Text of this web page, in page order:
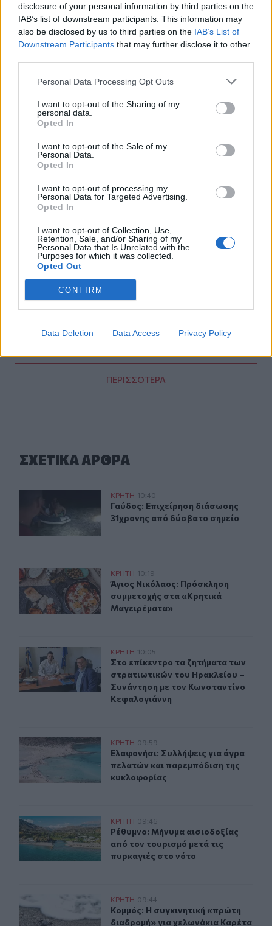
disclosure of your personal information by third parties on the
IAB’s list of downstream participants. This information may
also be disclosed by us to third parties on the IAB’s List of
Downstream Participants that may further disclose it to other
Personal Data Processing Opt Outs
I want to opt-out of the Sharing of my
personal data.
Opted In
I want to opt-out of the Sale of my
Personal Data.
Opted In
I want to opt-out of processing my
Personal Data for Targeted Advertising.
Opted In
I want to opt-out of Collection, Use,
Retention, Sale, and/or Sharing of my
Personal Data that Is Unrelated with the
Purposes for which it was collected.
Opted Out
CONFIRM
Data Deletion Data Access Privacy Policy
09:21
Σητεία: Κατασβέστηκε η φωτιά στα Αχλάδια - Μικρή η
καμένη έκταση
Χανιά: Ελλείψεις προσωπικού και προβλήματα στις
09:08
των σούπερ μάρκετ
Όταν ο σεισμός της Κρήτης «λάβωσε» τον Φάρο της
Αλεξάνδρειας
Νέοι ρωσικοί βομβαρδισμοί στο Κίεβο: Τρεις νεκροί,
μεταξύ των οποίων ένα παιδί
Μηχανολογικό: 4.700 νέα οχήματα στο Ηράκλειο -
Σάββατο στο γραφείο για να μην περιμένουν οι πολίτες
Κορυφώνεται η έξοδος των αδειούχων του Αυγούστου
ΠΕΡΙΣΣΟΤΕΡΑ
ΣΧΕΤΙΚA AΡΘΡΑ
Γαύδος: Επιχείρηση διάσωσης 31χρονης από δύσβατο
ΚΡΗΤΗ 10:40
Γαύδος: Επιχείρηση διάσωσης
Γαύδος: Επιχείρηση διάσωσης
31χρονης από δύσβατο σημείο
Άγιος Νικόλαος: Πρόσκληση συμμετοχής στα
ΚΡΗΤΗ 10:19
Άγιος Νικόλαος: Πρόσκληση
Άγιος Νικόλαος: Πρόσκληση
συμμετοχής στα «Κρητικά
Μαγειρέματα»
Στο επίκεντρο τα ζητήματα των στρατιωτικών του
ΚΡΗΤΗ 10:05
Στο επίκεντρο τα ζητήματα των
Στο επίκεντρο τα ζητήματα των
στρατιωτικών του Ηρακλείου –
Συνάντηση με τον Κωνσταντίνο
Κεφαλογιάννη
Ελαφονήσι: Συλλήψεις για άγρα πελατών και
ΚΡΗΤΗ 09:59
Ελαφονήσι: Συλλήψεις για άγρα
Ελαφονήσι: Συλλήψεις για άγρα
πελατών και παρεμπόδιση της
κυκλοφορίας
Ρέθυμνο: Μήνυμα αισιοδοξίας από τον τουρισμό μετά
ΚΡΗΤΗ 09:46
Ρέθυμνο: Μήνυμα αισιοδοξίας από
Ρέθυμνο: Μήνυμα αισιοδοξίας
από τον τουρισμό μετά τις
πυρκαγιές στο νότο
Ηράκλειο: Η συγκινητική «πρώτη διαδρομή» για
ΚΡΗΤΗ 09:44
Κομμός: Η συγκινητική «πρώτη
Κομμός: Η συγκινητική «πρώτη
διαδρομή» για χελωνάκια Καρέτα